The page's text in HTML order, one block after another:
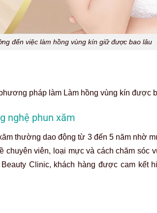
đến việc làm hồng vùng kín giữ được bao lâu
pháp làm Làm hồng vùng kín được
nghệ phun xăm
thường dao động từ 3 đến 5 năm nhờ
viên, loại mực và cách chăm sóc
Clinic, khách hàng được cam kết